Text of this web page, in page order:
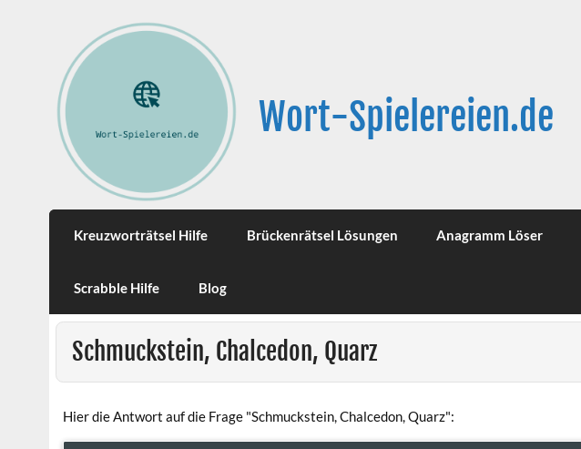
Wort-Spielereien.de
Kreuzworträtsel Hilfe Brückenrätsel Lösungen Anagramm Löser
Scrabble Hilfe Blog
Schmuckstein, Chalcedon, Quarz
Hier die Antwort auf die Frage "Schmuckstein, Chalcedon, Quarz":